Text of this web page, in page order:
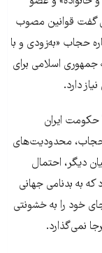
گفت قوانین مصوب
حجاب «به‌زودی و با
اسلامی برای
دارد.
حکومت ایران
حجاب، محدودیت‌های
دیگر، احتمال
به بدنامی جهانی
خود را به خشونتی
نمی‌گذارد.